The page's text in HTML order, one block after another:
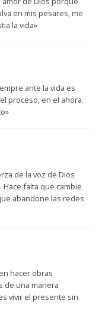
en mis pesares, me
la vida»
ante la vida es
proceso, en el ahora.
de la voz de Dios
falta que cambie
abandone las redes
hacer obras
de una manera
vivir el presente sin